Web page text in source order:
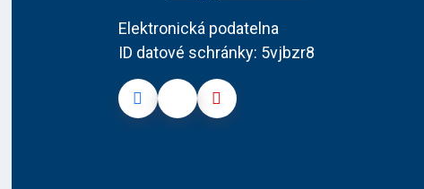
Elektronická podatelna
ID datové schránky: 5vjbzr8